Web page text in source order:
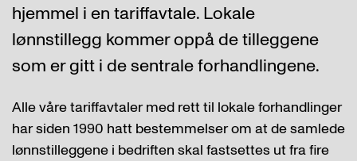
hjemmel i en tariffavtale. Lokale
lønnstillegg kommer oppå de tilleggene
som er gitt i de sentrale forhandlingene.
Alle våre tariffavtaler med rett til lokale forhandlinger
har siden 1990 hatt bestemmelser om at de samlede
lønnstilleggene i bedriften skal fastsettes ut fra fire